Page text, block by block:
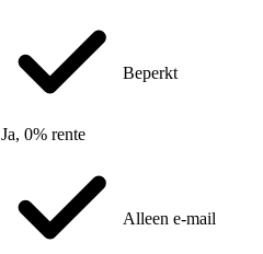
Ja, 0% rente
Beperkt
Alleen e-mail